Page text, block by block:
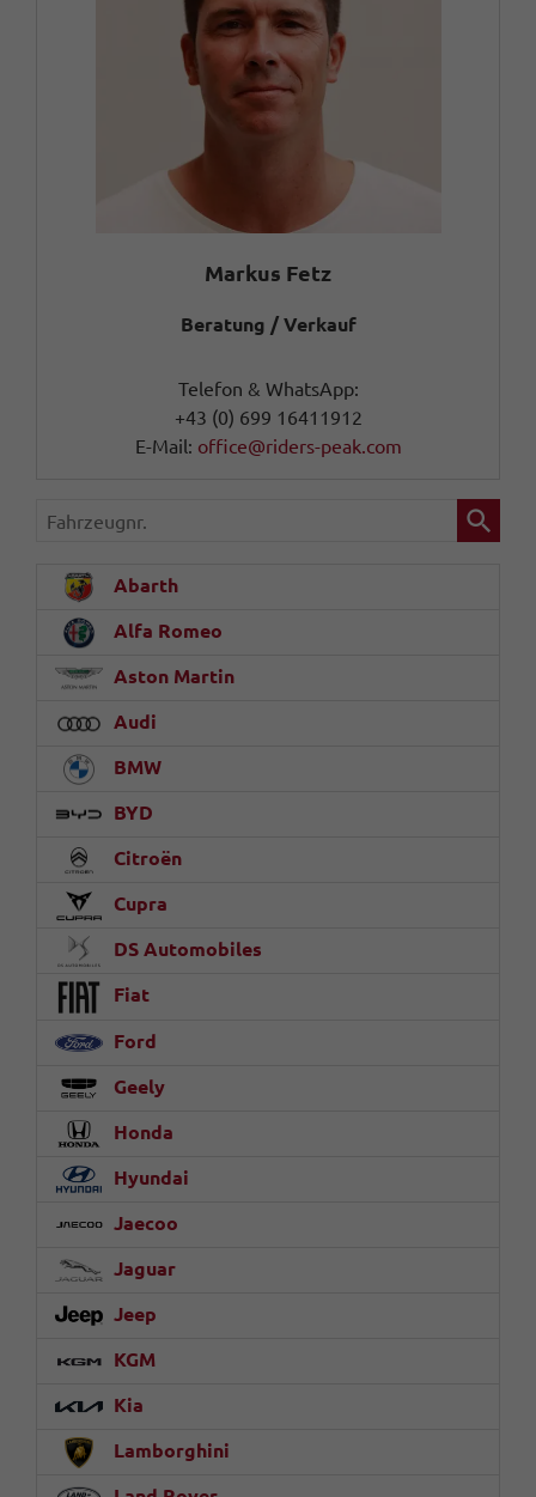
Markus Fetz
Beratung / Verkauf
Telefon & WhatsApp:
+43 (0) 699 16411912
E-Mail: office@riders-peak.com
Fahrzeugnr.
Abarth
Alfa Romeo
Aston Martin
Audi
BMW
BYD
Citroën
Cupra
DS Automobiles
Fiat
Ford
Geely
Honda
Hyundai
Jaecoo
Jaguar
Jeep
KGM
Kia
Lamborghini